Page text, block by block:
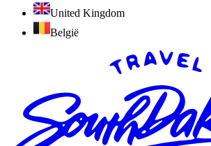
United Kingdom
België